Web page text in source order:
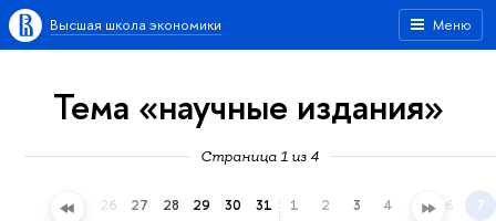
Меню
Высшая школа экономики
Тема «научные издания»
Страница 1 из 4
25 26 27 28 29 30 31 1 2 3 4 5 6 7